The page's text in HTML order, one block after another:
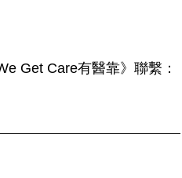
Get Care有醫靠》聯繫：